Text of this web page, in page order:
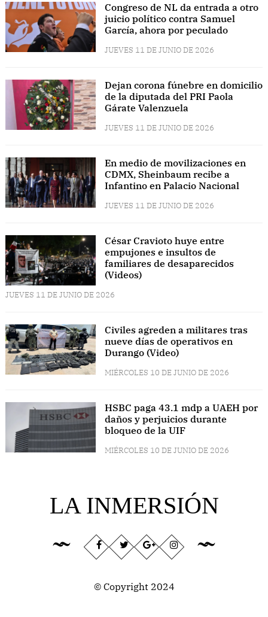
Congreso de NL da entrada a otro
juicio político contra Samuel
García, ahora por peculado
JUEVES 11 DE JUNIO DE 2026
Dejan corona fúnebre en domicilio
de la diputada del PRI Paola
Gárate Valenzuela
JUEVES 11 DE JUNIO DE 2026
En medio de movilizaciones en
CDMX, Sheinbaum recibe a
Infantino en Palacio Nacional
JUEVES 11 DE JUNIO DE 2026
César Cravioto huye entre
empujones e insultos de
familiares de desaparecidos
(Videos)
JUEVES 11 DE JUNIO DE 2026
Civiles agreden a militares tras
nueve días de operativos en
Durango (Video)
MIÉRCOLES 10 DE JUNIO DE 2026
HSBC paga 43.1 mdp a UAEH por
daños y perjuicios durante
bloqueo de la UIF
MIÉRCOLES 10 DE JUNIO DE 2026
LA INMERSIÓN
© Copyright 2024